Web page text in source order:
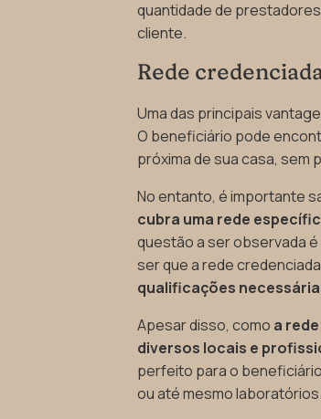
quantidade de
cliente.
Rede
Uma das principais
O beneficiário pode
próxima de sua casa,
No entanto, é importante
cubra uma rede
questão a ser observada
ser que a rede
qualificações
Apesar disso, como a
diversos locais e
perfeito para o
ou até mesmo laboratórios.